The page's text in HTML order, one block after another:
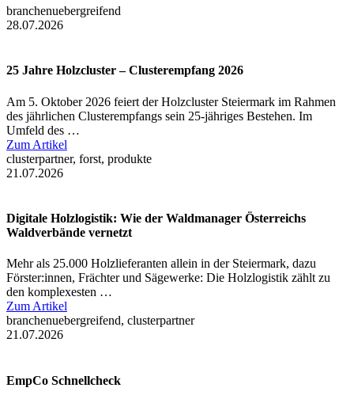
branchenuebergreifend
28.07.2026
25 Jahre Holzcluster – Clusterempfang 2026
Am 5. Oktober 2026 feiert der Holzcluster Steiermark im Rahmen
des jährlichen Clusterempfangs sein 25-jähriges Bestehen. Im
Umfeld des …
Zum Artikel
clusterpartner, forst, produkte
21.07.2026
Digitale Holzlogistik: Wie der Waldmanager Österreichs
Waldverbände vernetzt
Mehr als 25.000 Holzlieferanten allein in der Steiermark, dazu
Förster:innen, Frächter und Sägewerke: Die Holzlogistik zählt zu
den komplexesten …
Zum Artikel
branchenuebergreifend, clusterpartner
21.07.2026
EmpCo Schnellcheck